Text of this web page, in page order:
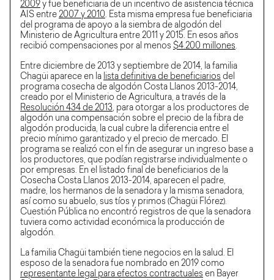
2009 y fue beneficiaria de un incentivo de asistencia técnica
AIS entre 2007 y 2010. Esta misma empresa fue beneficiaria
del programa de apoyo a la siembra de algodón del
Ministerio de Agricultura entre 2011 y 2015. En esos años
recibió compensaciones por al menos $4.200 millones.
Entre diciembre de 2013 y septiembre de 2014, la familia
Chagüi aparece en la lista definitiva de beneficiarios del
programa cosecha de algodón Costa Llanos 2013-2014,
creado por el Ministerio de Agricultura, a través de la
Resolución 434 de 2013, para otorgar a los productores de
algodón una compensación sobre el precio de la fibra de
algodón producida, la cual cubre la diferencia entre el
precio mínimo garantizado y el precio de mercado. El
programa se realizó con el fin de asegurar un ingreso base a
los productores, que podían registrarse individualmente o
por empresas. En el listado final de beneficiarios de la
Cosecha Costa Llanos 2013-2014, aparecen el padre,
madre, los hermanos de la senadora y la misma senadora,
así como su abuelo, sus tíos y primos (Chagüi Flórez).
Cuestión Pública no encontró registros de que la senadora
tuviera como actividad económica la producción de
algodón.
La familia Chagüi también tiene negocios en la salud. El
esposo de la senadora fue nombrado en 2019 como
representante legal para efectos contractuales en Bayer